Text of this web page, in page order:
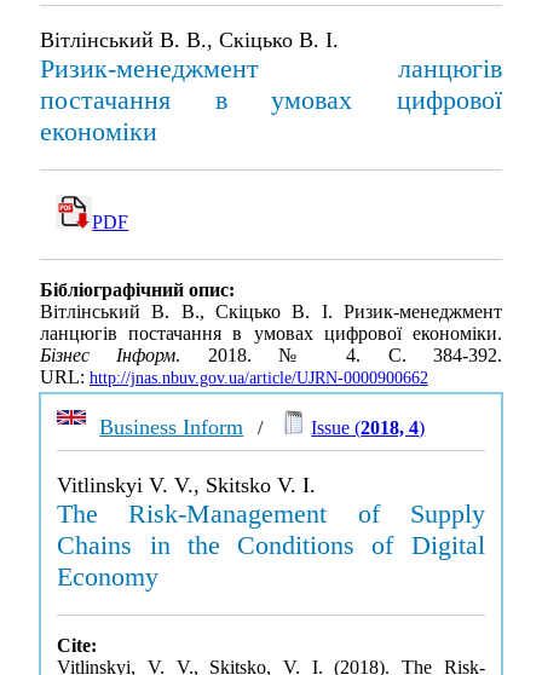
Вітлінський В. В., Скіцько В. І.
Ризик-менеджмент ланцюгів
постачання в умовах цифрової
економіки
PDF
Бібліографічний опис:
Вітлінський В. В., Скіцько В. І. Ризик-менеджмент
ланцюгів постачання в умовах цифрової економіки.
Бізнес Інформ. 2018. № 4. С. 384-392.
URL: http://jnas.nbuv.gov.ua/article/UJRN-0000900662
Business Inform / Issue (2018, 4)
Vitlinskyi V. V., Skitsko V. I.
The Risk-Management of Supply
Chains in the Conditions of Digital
Economy
Cite:
Vitlinskyi, V. V., Skitsko, V. I. (2018). The Risk-